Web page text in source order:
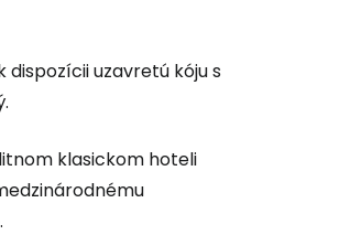
uzavretú kóju s
klasickom hoteli